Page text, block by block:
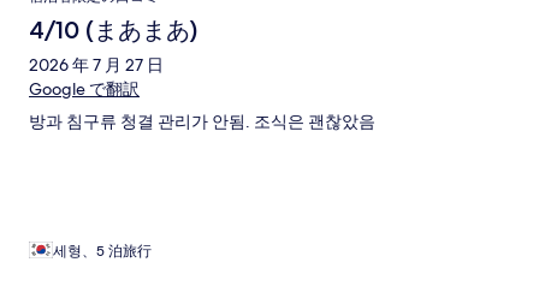
the TV turns on but not connected to the cable, the AC was
weak and can’t be adjusted since it’s centrally controlled. Love
how much toilettries they have available, comes with 3 bottles of
free water and a mini fridge. The room is small but very
functional.
4/10 (まあまあ)
2026 年 7 月 27 日
Google で翻訳
방과 침구류 청결 관리가 안됨. 조식은 괜찮았음
세형、5 泊旅行